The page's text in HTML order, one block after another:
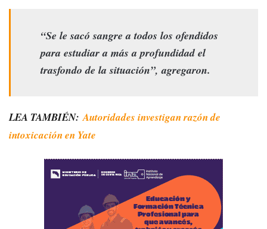
“Se le sacó sangre a todos los ofendidos
para estudiar a más a profundidad el
trasfondo de la situación”, agregaron.
LEA TAMBIÉN:Autoridades investigan razón de
intoxicación en Yate